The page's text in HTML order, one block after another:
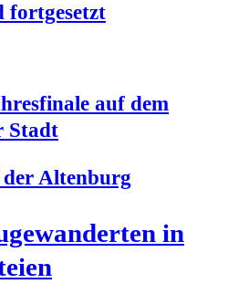
fortgesetzt
auf dem
Stadt
Altenburg
in